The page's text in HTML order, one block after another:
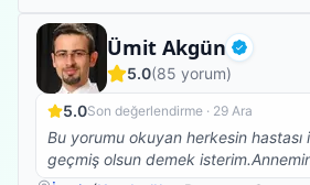
Ümit Akgün
Fizyoterapist
5.0(85 yorum)
5.0Son değerlendirme · 29 Ara
Bu yorumu okuyan herkesin hastası
geçmiş olsun demek
beyin kanaması sonrası vücudunun